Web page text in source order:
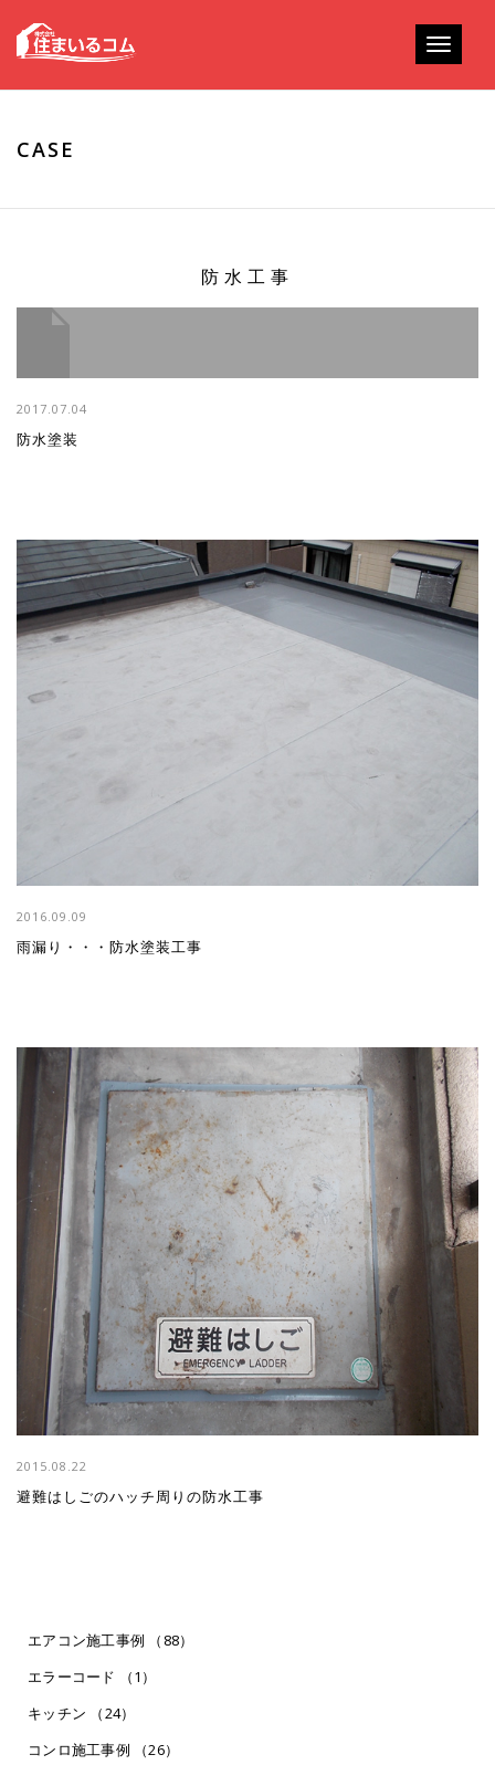
Toggle
CASE
防水工事
2017.07.04
防水塗装
2016.09.09
雨漏り・・・防水塗装工事
2015.08.22
避難はしごのハッチ周りの防水工事
エアコン施工事例 （88）
エラーコード （1）
キッチン （24）
コンロ施工事例 （26）